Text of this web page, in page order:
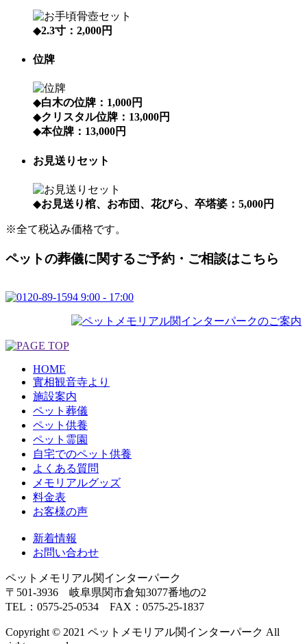
◆2.3寸：2,000円
位牌
◆白木の位牌：1,000円
◆クリスタル位牌：13,000円
◆本位牌：13,000円
お見送りセット
◆お見送り棺、お布団、花びら、卒塔婆：5,000円
※全て税込み価格です。
ペットの葬儀に関するご予約・ご相談はこちら
HOME
實相観音寺より
施設案内
ペット葬儀
ペット供養
ペット霊園
自宅でのペット供養
よくある質問
メモリアルグッズ
料金表
お客様の声
新着情報
お問い合わせ
ペットメモリアル関インターパーク
〒501-3936 岐阜県関市倉知3077番地の2
TEL：0575-25-0534 FAX：0575-25-1837
Copyright © 2021 ペットメモリアル関インターパーク All